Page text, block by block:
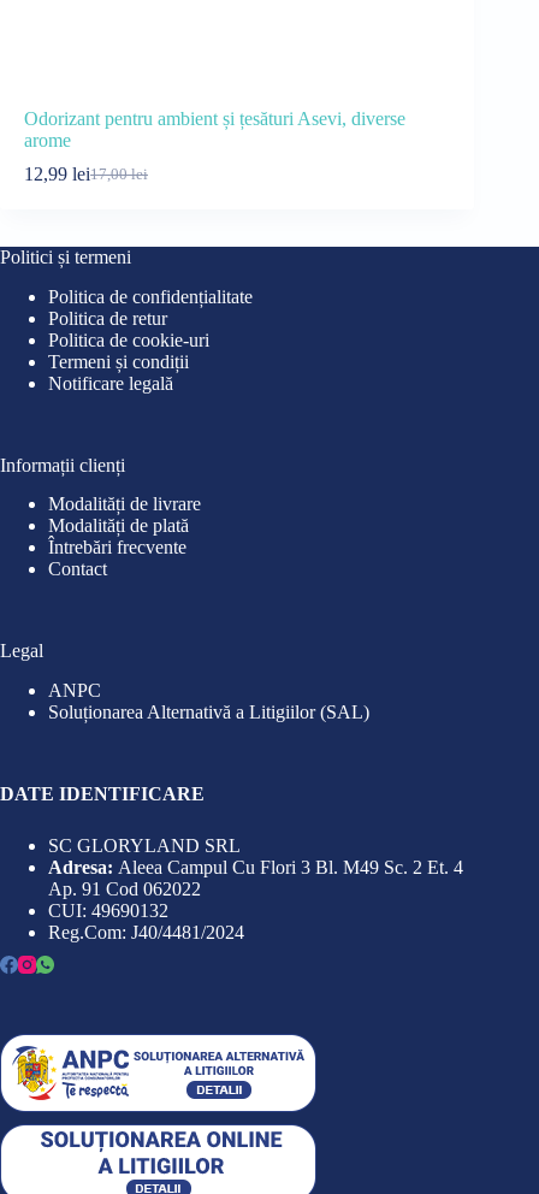
Odorizant pentru ambient și țesături Asevi, diverse
arome
17,00lei
Prețul
fost:
17,00 lei.
12,99 leiPrețul
12,99 lei.
Politici și termeni
Politica de confidențialitate
Politica de retur
Politica de cookie-uri
Termeni și condiții
Notificare legală
Informații clienți
Modalități de livrare
Modalități de plată
Întrebări frecvente
Contact
Legal
ANPC
Soluționarea Alternativă a Litigiilor (SAL)
DATE IDENTIFICARE
SC GLORYLAND SRL
Adresa: Aleea Campul Cu Flori 3 Bl. M49 Sc. 2 Et. 4
Ap. 91 Cod 062022
CUI: 49690132
Reg.Com: J40/4481/2024